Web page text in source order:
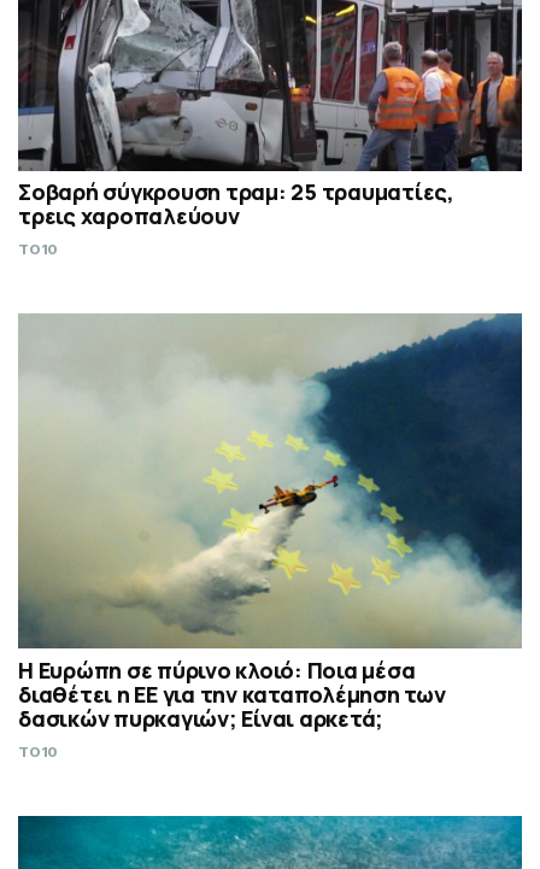
Σοβαρή σύγκρουση τραμ: 25 τραυματίες,
τρεις χαροπαλεύουν
TO10
Η Ευρώπη σε πύρινο κλοιό: Ποια μέσα
διαθέτει η ΕΕ για την καταπολέμηση των
δασικών πυρκαγιών; Είναι αρκετά;
TO10